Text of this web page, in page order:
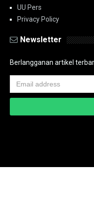
UU Pers
Privacy Policy
Newsletter
Berlangganan artikel